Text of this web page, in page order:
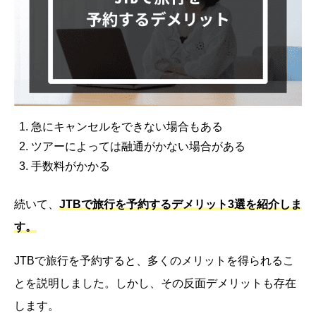
急にキャンセルをできない場合もある
ツアーによっては融通がかない場合がある
手数料がかかる
続いて、 JTBで旅行を予約するデメリット3選を紹介しま
す。
JTBで旅行を予約すると、多くのメリットを得られるこ
とを説明しました。しかし、その反面デメリットも存在
します。